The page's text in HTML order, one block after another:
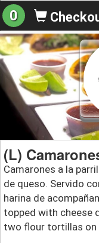
0
(L)
Camarones a la
de queso. Servido
harina de
topped with cheese
two flour tortillas on